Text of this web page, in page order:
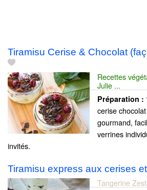
Tiramisu Cerise & Chocolat
Recettes
Julie ...
Préparation :
cerise
gourmand,
verrines
invités.
Tiramisu express aux cerises
Tangerine Zest